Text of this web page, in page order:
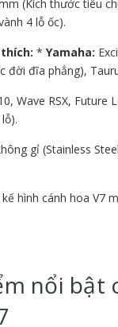
(Kích thước tiêu
4 lỗ ốc).
* Yamaha:
đời đĩa phẳng),
Wave RSX, Future
gỉ (Stainless
hình cánh hoa V7
nổi bật